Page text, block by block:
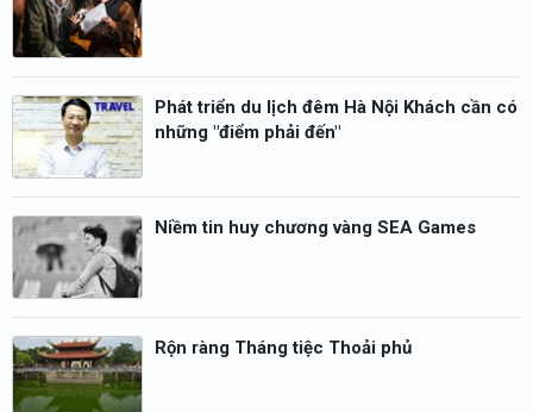
Phát triển du lịch đêm Hà Nội Khách cần có
những "điểm phải đến"
Niềm tin huy chương vàng SEA Games
Rộn ràng Tháng tiệc Thoải phủ